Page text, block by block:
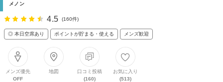
メノン
4.5 (160件)
◎ 本日空席あり ポイントが貯まる・使える メンズ歓迎
メンズ優先
OFF
地図
口コミ投稿
(160)
お気に入り
(513)